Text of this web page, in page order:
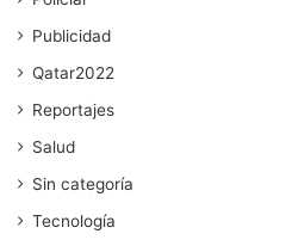
Publicidad
Qatar2022
Reportajes
Salud
Sin categoría
Tecnología